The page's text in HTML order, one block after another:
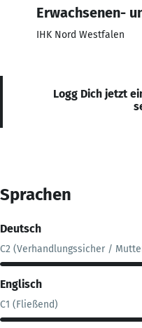
Erwachsenen-
IHK Nord Westfalen
Logg Dich jetzt
Sprachen
Deutsch
C2 (Verhandlungssicher /
Englisch
C1 (Fließend)